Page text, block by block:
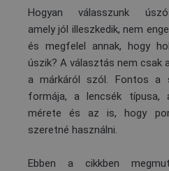
Hogyan válasszunk
amely jól illeszkedik, nem
és megfelel annak, hogy
úszik? A választás nem csak
a márkáról szól. Fontos a
formája, a lencsék típusa,
mérete és az is, hogy
szeretné használni.
Ebben a cikkben